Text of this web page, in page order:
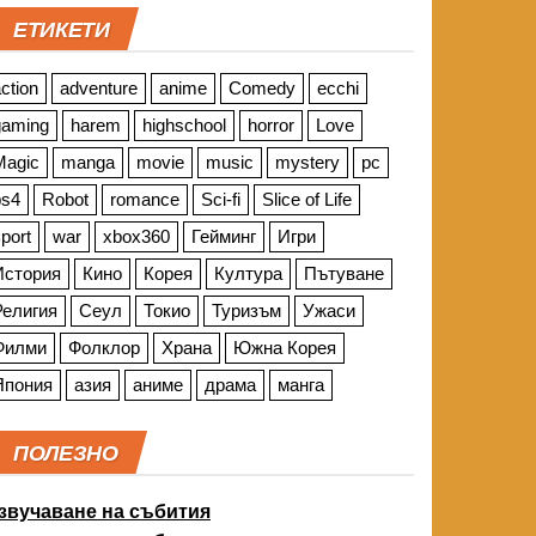
ЕТИКЕТИ
adventure anime Comedy
ecchi
harem highschool horror
Love
manga movie music mystery
pc
Robot romance Sci-fi
Slice of Life
war xbox360 Гейминг
Игри
Кино Корея Култура
Пътуване
Сеул Токио Туризъм
Ужаси
Фолклор Храна
Южна Корея
азия аниме драма манга
ПОЛЕЗНО
на събития